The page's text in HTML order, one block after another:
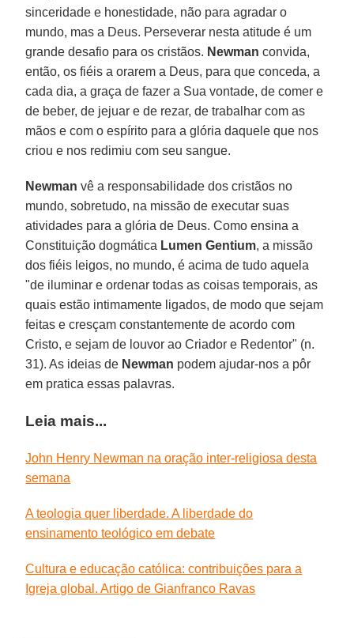
sinceridade e honestidade, não para agradar o
mundo, mas a Deus. Perseverar nesta atitude é um
grande desafio para os cristãos. Newman convida,
então, os fiéis a orarem a Deus, para que conceda, a
cada dia, a graça de fazer a Sua vontade, de comer e
de beber, de jejuar e de rezar, de trabalhar com as
mãos e com o espírito para a glória daquele que nos
criou e nos redimiu com seu sangue.
Newman vê a responsabilidade dos cristãos no
mundo, sobretudo, na missão de executar suas
atividades para a glória de Deus. Como ensina a
Constituição dogmática Lumen Gentium, a missão
dos fiéis leigos, no mundo, é acima de tudo aquela
"de iluminar e ordenar todas as coisas temporais, as
quais estão intimamente ligados, de modo que sejam
feitas e cresçam constantemente de acordo com
Cristo, e sejam de louvor ao Criador e Redentor" (n.
31). As ideias de Newman podem ajudar-nos a pôr
em pratica essas palavras.
Leia mais...
John Henry Newman na oração inter-religiosa desta
semana
A teologia quer liberdade. A liberdade do
ensinamento teológico em debate
Cultura e educação católica: contribuições para a
Igreja global. Artigo de Gianfranco Ravas